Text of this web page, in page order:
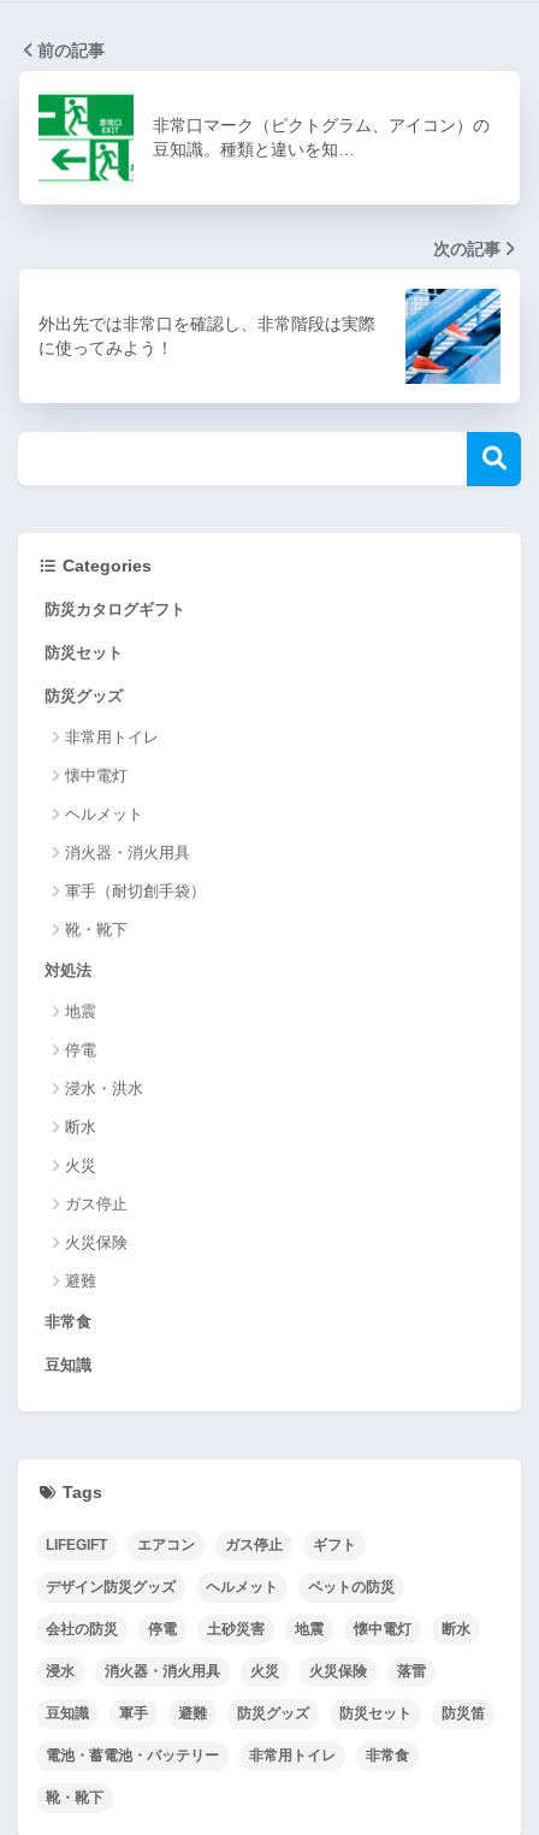
前の記事
非常口マーク（ピクトグラム、アイコン）の
豆知識。種類と違いを知…
次の記事
外出先では非常口を確認し、非常階段は実際
に使ってみよう！
Categories
防災カタログギフト
防災セット
防災グッズ
非常用トイレ
懐中電灯
ヘルメット
消火器・消火用具
軍手（耐切創手袋）
靴・靴下
対処法
地震
停電
浸水・洪水
断水
火災
ガス停止
火災保険
避難
非常食
豆知識
Tags
LIFEGIFT エアコン ガス停止 ギフト
デザイン防災グッズ ヘルメット ペットの防災
会社の防災 停電 土砂災害 地震 懐中電灯 断水
浸水 消火器・消火用具 火災 火災保険 落雷
豆知識 軍手 避難 防災グッズ 防災セット 防災笛
電池・蓄電池・バッテリー 非常用トイレ 非常食
靴・靴下